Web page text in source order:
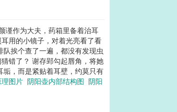
谨作为大夫，药箱里备着治耳
用的小镜子，对着光亮看了看
挨个查了一遍，都没有发现虫
错了？ 谢存郢勾起唇角，将她
，而是紧贴着耳壁，约莫只有
图片 阴阳壶内部结构图 阴阳